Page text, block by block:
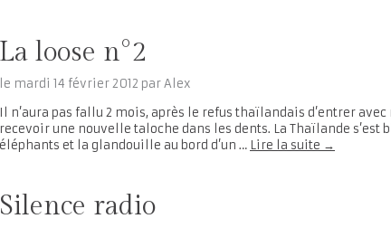
La loose n°2
le mardi 14 février 2012 parAlex
Il n’aura pas fallu 2 mois, après le refus thaïlandais d’entrer
recevoir une nouvelle taloche dans les dents. La Thaïlande s’est
éléphants et la glandouille au bord d’un … Lire la suite →
Silence radio